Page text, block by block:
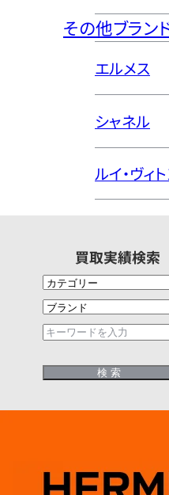
その他ブラン
エルメス
シャネル
ルイ・ヴィ
買取実績検索